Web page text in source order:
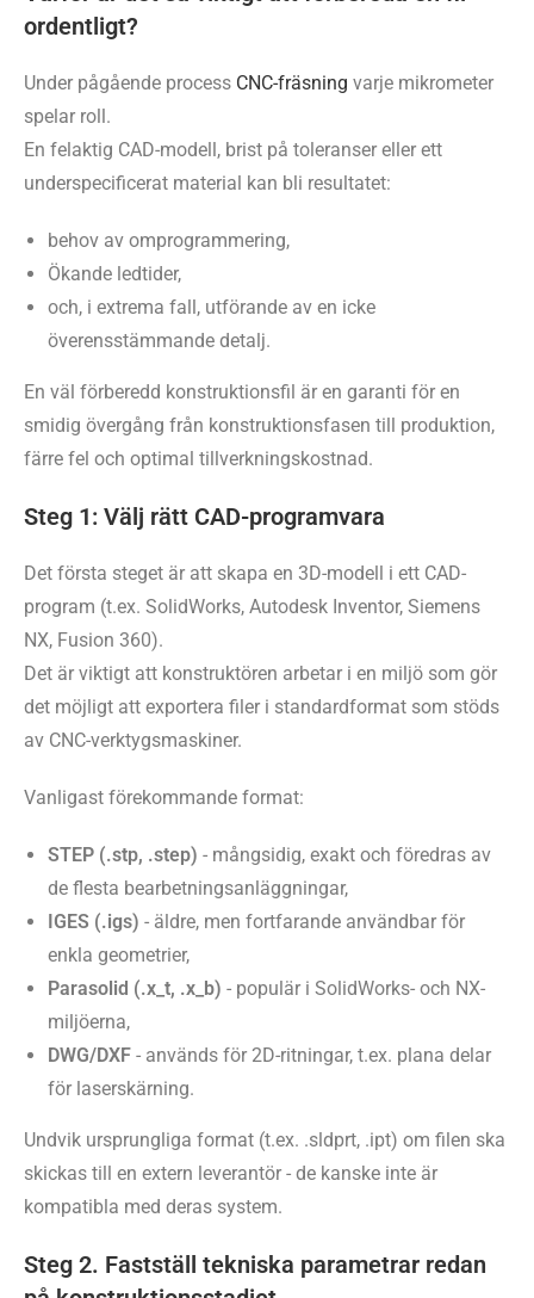
ordentligt?
Under pågående process CNC-fräsning varje mikrometer
spelar roll.
En felaktig CAD-modell, brist på toleranser eller ett
underspecificerat material kan bli resultatet:
behov av omprogrammering,
Ökande ledtider,
och, i extrema fall, utförande av en icke
överensstämmande detalj.
En väl förberedd konstruktionsfil är en garanti för en
smidig övergång från konstruktionsfasen till produktion,
färre fel och optimal tillverkningskostnad.
Steg 1: Välj rätt CAD-programvara
Det första steget är att skapa en 3D-modell i ett CAD-
program (t.ex. SolidWorks, Autodesk Inventor, Siemens
NX, Fusion 360).
Det är viktigt att konstruktören arbetar i en miljö som gör
det möjligt att exportera filer i standardformat som stöds
av CNC-verktygsmaskiner.
Vanligast förekommande format:
STEP (.stp, .step) - mångsidig, exakt och föredras av
de flesta bearbetningsanläggningar,
IGES (.igs) - äldre, men fortfarande användbar för
enkla geometrier,
Parasolid (.x_t, .x_b) - populär i SolidWorks- och NX-
miljöerna,
DWG/DXF - används för 2D-ritningar, t.ex. plana delar
för laserskärning.
Undvik ursprungliga format (t.ex. .sldprt, .ipt) om filen ska
skickas till en extern leverantör - de kanske inte är
kompatibla med deras system.
Steg 2. Fastställ tekniska parametrar redan